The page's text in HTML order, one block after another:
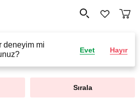
deneyim mi
Evet Hayır
Sırala